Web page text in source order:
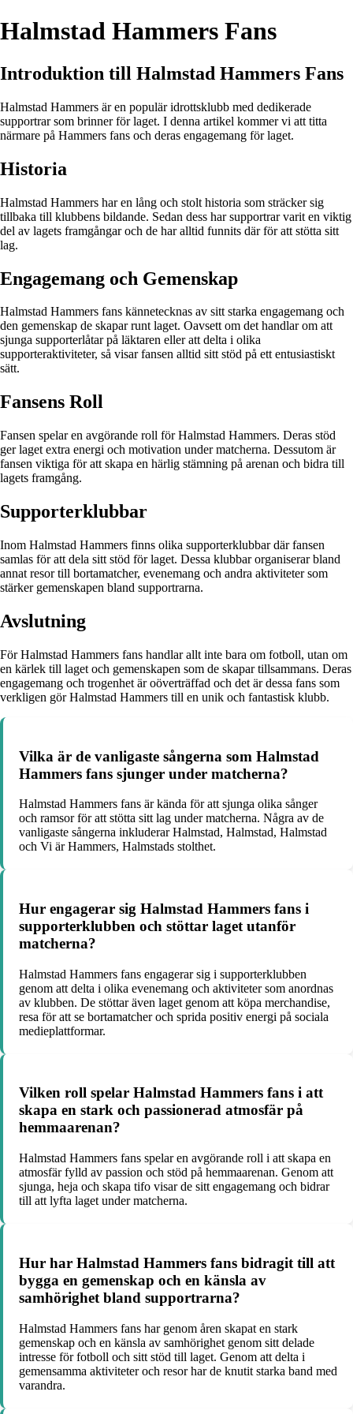
Halmstad Hammers Fans
Introduktion till Halmstad Hammers Fans
Halmstad Hammers är en populär idrottsklubb med dedikerade
supportrar som brinner för laget. I denna artikel kommer vi att titta
närmare på Hammers fans och deras engagemang för laget.
Historia
Halmstad Hammers har en lång och stolt historia som sträcker sig
tillbaka till klubbens bildande. Sedan dess har supportrar varit en viktig
del av lagets framgångar och de har alltid funnits där för att stötta sitt
lag.
Engagemang och Gemenskap
Halmstad Hammers fans kännetecknas av sitt starka engagemang och
den gemenskap de skapar runt laget. Oavsett om det handlar om att
sjunga supporterlåtar på läktaren eller att delta i olika
supporteraktiviteter, så visar fansen alltid sitt stöd på ett entusiastiskt
sätt.
Fansens Roll
Fansen spelar en avgörande roll för Halmstad Hammers. Deras stöd
ger laget extra energi och motivation under matcherna. Dessutom är
fansen viktiga för att skapa en härlig stämning på arenan och bidra till
lagets framgång.
Supporterklubbar
Inom Halmstad Hammers finns olika supporterklubbar där fansen
samlas för att dela sitt stöd för laget. Dessa klubbar organiserar bland
annat resor till bortamatcher, evenemang och andra aktiviteter som
stärker gemenskapen bland supportrarna.
Avslutning
För Halmstad Hammers fans handlar allt inte bara om fotboll, utan om
en kärlek till laget och gemenskapen som de skapar tillsammans. Deras
engagemang och trogenhet är oöverträffad och det är dessa fans som
verkligen gör Halmstad Hammers till en unik och fantastisk klubb.
Vilka är de vanligaste sångerna som Halmstad
Hammers fans sjunger under matcherna?
Halmstad Hammers fans är kända för att sjunga olika sånger
och ramsor för att stötta sitt lag under matcherna. Några av de
vanligaste sångerna inkluderar Halmstad, Halmstad, Halmstad
och Vi är Hammers, Halmstads stolthet.
Hur engagerar sig Halmstad Hammers fans i
supporterklubben och stöttar laget utanför
matcherna?
Halmstad Hammers fans engagerar sig i supporterklubben
genom att delta i olika evenemang och aktiviteter som anordnas
av klubben. De stöttar även laget genom att köpa merchandise,
resa för att se bortamatcher och sprida positiv energi på sociala
medieplattformar.
Vilken roll spelar Halmstad Hammers fans i att
skapa en stark och passionerad atmosfär på
hemmaarenan?
Halmstad Hammers fans spelar en avgörande roll i att skapa en
atmosfär fylld av passion och stöd på hemmaarenan. Genom att
sjunga, heja och skapa tifo visar de sitt engagemang och bidrar
till att lyfta laget under matcherna.
Hur har Halmstad Hammers fans bidragit till att
bygga en gemenskap och en känsla av
samhörighet bland supportrarna?
Halmstad Hammers fans har genom åren skapat en stark
gemenskap och en känsla av samhörighet genom sitt delade
intresse för fotboll och sitt stöd till laget. Genom att delta i
gemensamma aktiviteter och resor har de knutit starka band med
varandra.